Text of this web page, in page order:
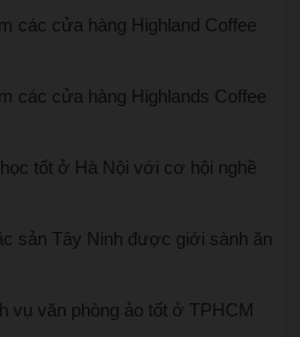
các cửa hàng Highland Coffee
các cửa hàng Highlands Coffee
tốt ở Hà Nội với cơ hội nghề
sản Tây Ninh được giới sành ăn
vụ văn phòng ảo tốt ở TPHCM